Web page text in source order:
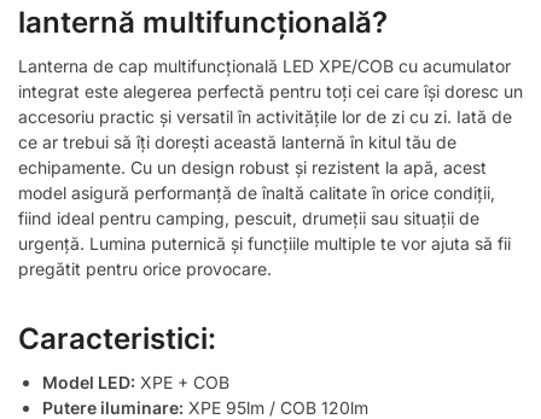
lanternă multifuncțională?
Lanterna de cap multifuncțională LED XPE/COB cu acumulator
integrat este alegerea perfectă pentru toți cei care își doresc un
accesoriu practic și versatil în activitățile lor de zi cu zi. Iată de
ce ar trebui să îți dorești această lanternă în kitul tău de
echipamente. Cu un design robust și rezistent la apă, acest
model asigură performanță de înaltă calitate în orice condiții,
fiind ideal pentru camping, pescuit, drumeții sau situații de
urgență. Lumina puternică și funcțiile multiple te vor ajuta să fii
pregătit pentru orice provocare.
Caracteristici:
Model LED: XPE + COB
Putere iluminare: XPE 95lm / COB 120lm